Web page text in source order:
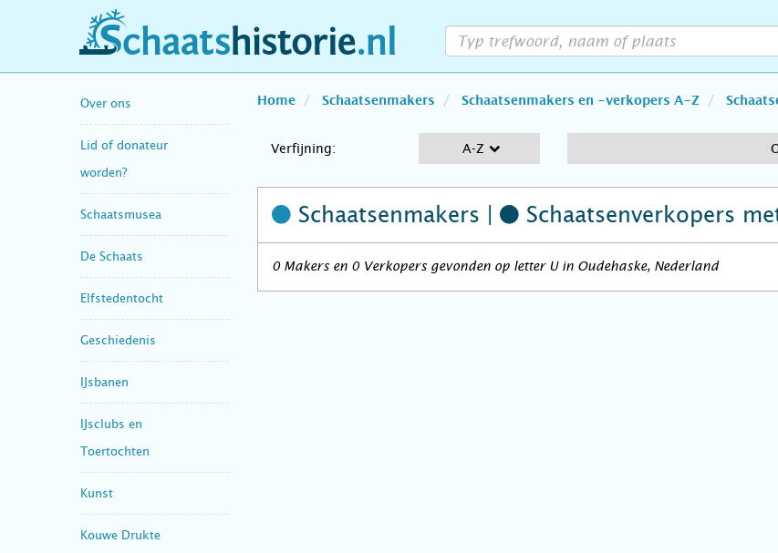
schaatshistorie.nl
Over ons
Lid of donateur
worden?
Schaatsmusea
De Schaats
Elfstedentocht
Geschiedenis
IJsbanen
IJsclubs en
Toertochten
Kunst
Kouwe Drukte
Home Schaatsenmakers Schaatsenmakers en -verkopers A-Z
Verfijning: A-Z
Schaatsenmakers | Schaatsenverkopers
0 Makers en 0 Verkopers gevonden op letter U in Oudehaske, Nederland